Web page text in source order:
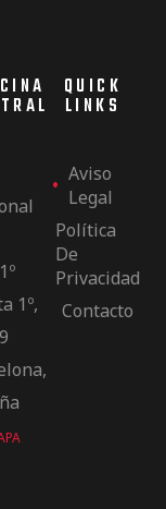
1º,
QUICK
LINKS
Aviso
Legal
Política
De
Privacidad
Contacto